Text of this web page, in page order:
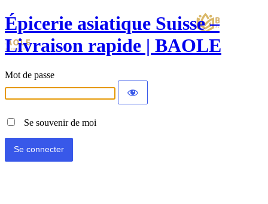
Épicerie asiatique Suisse –
Livraison rapide | BAOLE
Mot de passe
Se souvenir de moi